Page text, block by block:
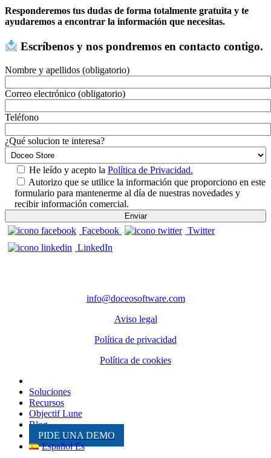
Responderemos tus dudas de forma totalmente gratuita y te
ayudaremos a encontrar la información que necesitas.
Escríbenos y nos pondremos en contacto contigo.
Nombre y apellidos (obligatorio)
Correo electrónico (obligatorio)
Teléfono
¿Qué solucion te interesa?
He leído y acepto la Política de Privacidad.
Autorizo que se utilice la información que proporciono en este
formulario para mantenerme al día de nuestras novedades y
recibir información comercial.
Facebook
Twitter
LinkedIn
info@doceosoftware.com
Aviso legal
Política de privacidad
Política de cookies
Soluciones
Recursos
Objectif Lune
Blog
PIDE UNA DEMO
Español Es